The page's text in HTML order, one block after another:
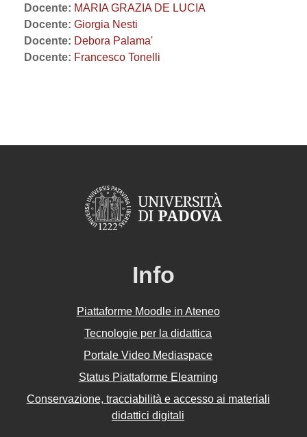
Docente: MARIA GRAZIA DE LUCIA
Docente: Giorgia Nesti
Docente: Debora Palama'
Docente: Francesco Tonelli
Info
Piattaforme Moodle in Ateneo
Tecnologie per la didattica
Portale Video Mediaspace
Status Piattaforme Elearning
Conservazione, tracciabilità e accesso ai materiali
didattici digitali